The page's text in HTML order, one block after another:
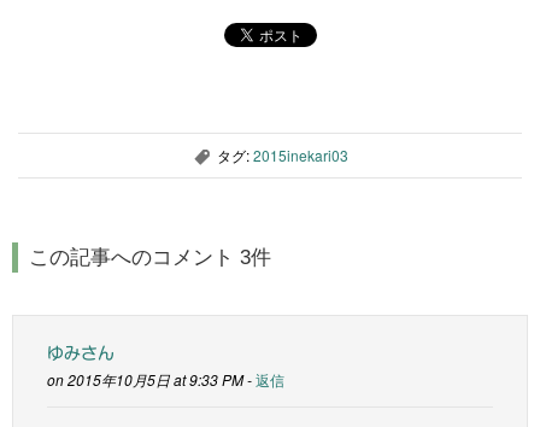
, タグ:2015inekari03
この記事へのコメント 3件
ゆみさん
on 2015年10月5日 at 9:33 PM -返信